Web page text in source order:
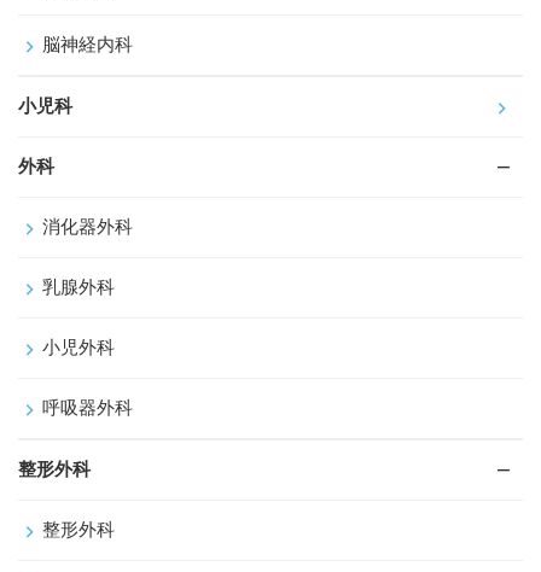
脳神経内科
小児科
外科
消化器外科
乳腺外科
小児外科
呼吸器外科
整形外科
整形外科